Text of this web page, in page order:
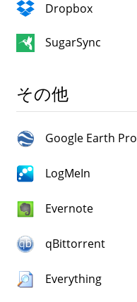
Dropbox
SugarSync
その他
Google Earth Pro
LogMeIn
Evernote
qBittorrent
Everything